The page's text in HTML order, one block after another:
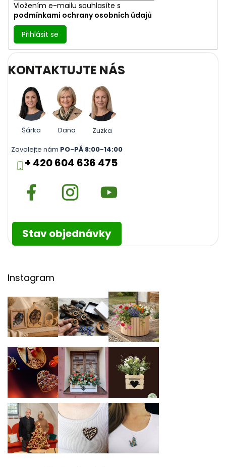
Vložením e-mailu souhlasíte s
podmínkami ochrany osobních údajů
Přihlásit se
KONTAKTUJTE NÁS
Šárka Dana
Zuzka
Zavolejte nám PO-PÁ 8:00-14:00
+ 420 604 636 475
Stav objednávky
Instagram